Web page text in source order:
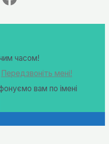
часом!
Передзвоніть мені!
вам по імені